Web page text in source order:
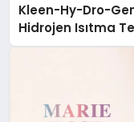
Kleen-Hy-Dro-
Hidrojen Isıtma
Düzenleyici